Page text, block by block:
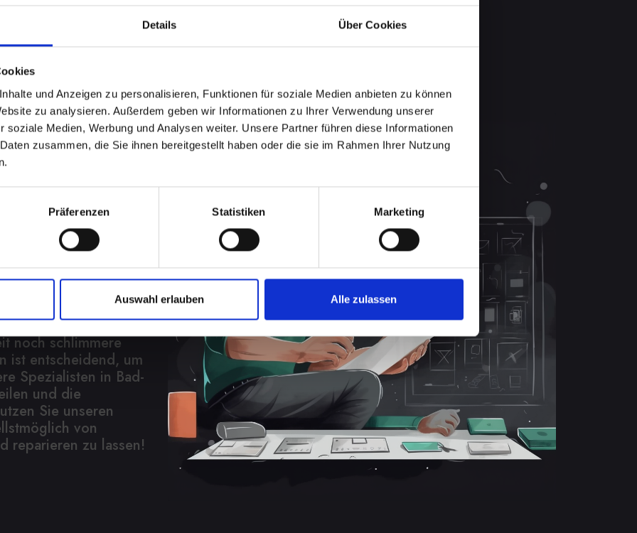
Details Über Cookies
und Anzeigen zu personalisieren, Funktionen für soziale Medien anbieten zu können
zu analysieren. Außerdem geben wir Informationen zu Ihrer Verwendung unserer
soziale Medien, Werbung und Analysen weiter. Unsere Partner führen diese Informationen
zusammen, die Sie ihnen bereitgestellt haben oder die sie im Rahmen Ihrer Nutzung
Präferenzen Statistiken Marketing
Auswahl erlauben Alle zulassen
am
bieten
verheerend
die interne
Korrosion und
noch schlimmere
ist entscheidend, um
Spezialisten in Bad-
und die
Sie unseren
von
reparieren zu lassen!